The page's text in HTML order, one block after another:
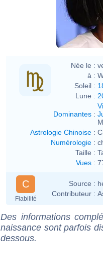
Née le :
à :
Soleil :
Lune :
Dominantes :
Astrologie Chinoise :
Numérologie :
Taille :
Vues :
C
Fiabilité
Source :
Contributeur :
Des informations
naissance sont parfois
dessous.